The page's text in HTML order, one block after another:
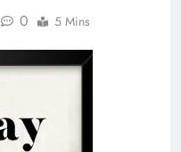
0 5 Mins